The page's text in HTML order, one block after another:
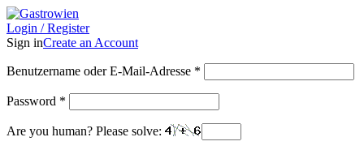
Login / Register
Sign inCreate an Account
Benutzername oder E-Mail-Adresse *
Password *
Are you human? Please solve: